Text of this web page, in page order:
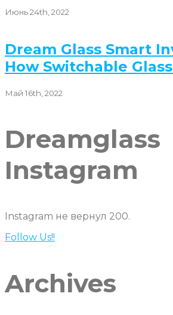
Июнь 24th, 2022
Dream Glass Smart
How Switchable
Май 16th, 2022
Dreamglass
Instagram
Instagram не вернул 200.
Follow Us!!
Archives